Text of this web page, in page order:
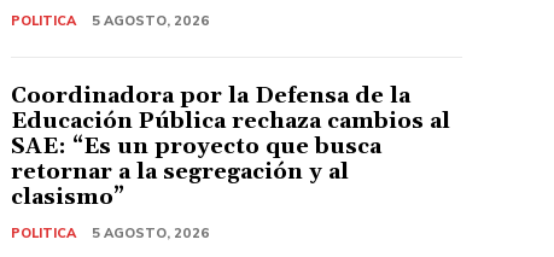
POLITICA 5 AGOSTO, 2026
Coordinadora por la Defensa de la
Educación Pública rechaza cambios al
SAE: “Es un proyecto que busca
retornar a la segregación y al
clasismo”
POLITICA 5 AGOSTO, 2026